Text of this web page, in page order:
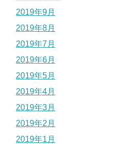
2019年9月
2019年8月
2019年7月
2019年6月
2019年5月
2019年4月
2019年3月
2019年2月
2019年1月